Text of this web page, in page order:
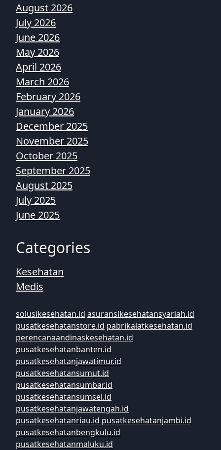
August 2026
July 2026
June 2026
May 2026
April 2026
March 2026
February 2026
January 2026
December 2025
November 2025
October 2025
September 2025
August 2025
July 2025
June 2025
Categories
Kesehatan
Medis
solusikesehatan.id asuransikesehatansyariah.id
pusatkesehatanstore.id pabrikalatkesehatan.id
perencanaandinaskesehatan.id
pusatkesehatanbanten.id
pusatkesehatanjawatimur.id
pusatkesehatansumut.id
pusatkesehatansumbar.id
pusatkesehatansumsel.id
pusatkesehatanjawatengah.id
pusatkesehatanriau.id pusatkesehatanjambi.id
pusatkesehatanbengkulu.id
pusatkesehatanmaluku.id